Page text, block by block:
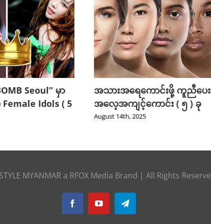
Seoul” မှာ
Idols ( 5
အသားအရေကောင်းဖို့ ကူညီပေ
အလေ့အကျင့်ကောင်း ( ၅ ) ခု
August 14th, 2025
MYANMARa RFOX Media Brand | All Rights
FacebookYouTubeTelegram